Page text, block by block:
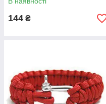
144 ₴